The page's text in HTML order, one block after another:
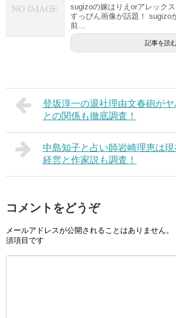
sugizoの嫁はりえorアレック
すっぴん画像が話題！ sugizo
前...
記事を読
登坂淳一の退社理由文春砲が
との関係も徹底調査！
中島知子と占い師岩崎理恵は
経営と作家説も調査！
コメントをどうぞ
メールアドレスが公開されることはありません。
須項目です